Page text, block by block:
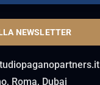
NEWSLETTER
Roma, Dubai